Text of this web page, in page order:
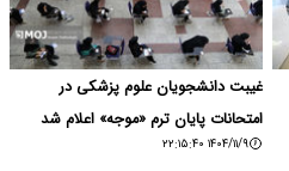
غیبت دانشجویان علوم پزشکی در
امتحانات پایان ترم «موجه» اعلام شد
۱۴۰۴/۱۱/۹ ۲۲:۱۵:۴۰